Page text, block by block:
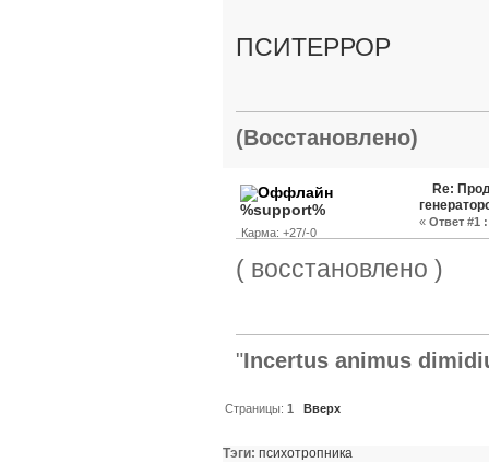
ПСИТЕРРОР
(Восстановлено)
%support%
Карма: +27/-0
Re:
« Ответ #1 :
( восстановлено )
"Incertus animus
Страницы:1 Вверх
Тэги: психотропника